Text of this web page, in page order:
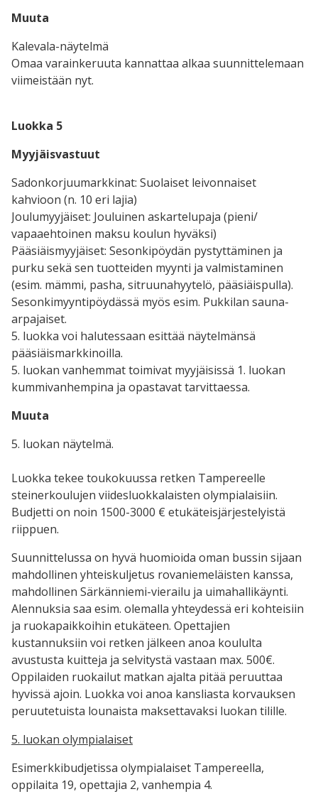
Muuta
Kalevala-näytelmä
Omaa varainkeruuta kannattaa alkaa suunnittelemaan
viimeistään nyt.
Luokka 5
Myyjäisvastuut
Sadonkorjuumarkkinat: Suolaiset leivonnaiset
kahvioon (n. 10 eri lajia)
Joulumyyjäiset: Jouluinen askartelupaja (pieni/
vapaaehtoinen maksu koulun hyväksi)
Pääsiäismyyjäiset: Sesonkipöydän pystyttäminen ja
purku sekä sen tuotteiden myynti ja valmistaminen
(esim. mämmi, pasha, sitruunahyytelö, pääsiäispulla).
Sesonkimyyntipöydässä myös esim. Pukkilan sauna-
arpajaiset.
5. luokka voi halutessaan esittää näytelmänsä
pääsiäismarkkinoilla.
5. luokan vanhemmat toimivat myyjäisissä 1. luokan
kummivanhempina ja opastavat tarvittaessa.
Muuta
5. luokan näytelmä.
Luokka tekee toukokuussa retken Tampereelle
steinerkoulujen viidesluokkalaisten olympialaisiin.
Budjetti on noin 1500-3000 € etukäteisjärjestelyistä
riippuen.
Suunnittelussa on hyvä huomioida oman bussin sijaan
mahdollinen yhteiskuljetus rovaniemeläisten kanssa,
mahdollinen Särkänniemi-vierailu ja uimahallikäynti.
Alennuksia saa esim. olemalla yhteydessä eri kohteisiin
ja ruokapaikkoihin etukäteen. Opettajien
kustannuksiin voi retken jälkeen anoa koululta
avustusta kuitteja ja selvitystä vastaan max. 500€.
Oppilaiden ruokailut matkan ajalta pitää peruuttaa
hyvissä ajoin. Luokka voi anoa kansliasta korvauksen
peruutetuista lounaista maksettavaksi luokan tilille.
5. luokan olympialaiset
Esimerkkibudjetissa olympialaiset Tampereella,
oppilaita 19, opettajia 2, vanhempia 4.